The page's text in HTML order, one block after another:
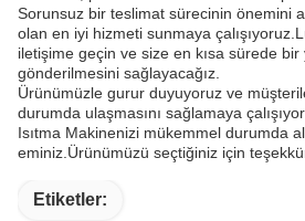
Sorunsuz bir teslimat sürecinin önemini
olan en iyi hizmeti sunmaya
iletişime geçin ve size en kısa sürede
gönderilmesini sağlayacağız.
Ürünümüzle gurur duyuyoruz ve
durumda ulaşmasını sağlamaya
Isıtma Makinenizi mükemmel durumda
eminiz.Ürünümüzü seçtiğiniz için
Etiketler: